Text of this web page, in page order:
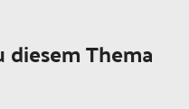
Thema